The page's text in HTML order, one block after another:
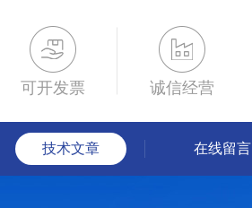
可开发票 诚信经营
技术文章 在线留言